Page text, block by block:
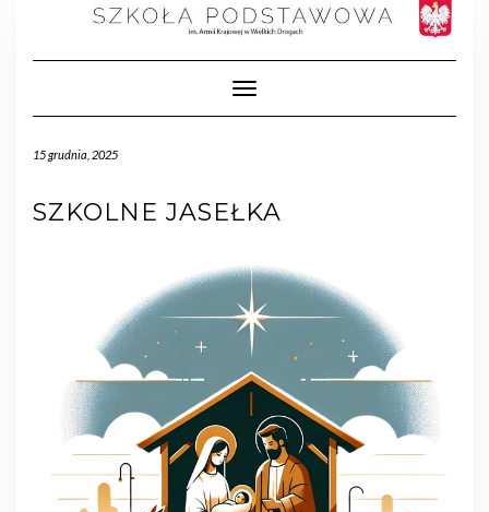
Toggle Navigation
15 grudnia, 2025
SZKOLNE JASEŁKA